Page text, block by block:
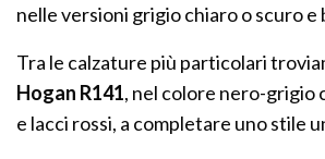
nelle versioni grigio chiaro o scuro
Tra le calzature più particolari
Hogan R141, nel colore nero-grigio
e lacci rossi, a completare uno stile